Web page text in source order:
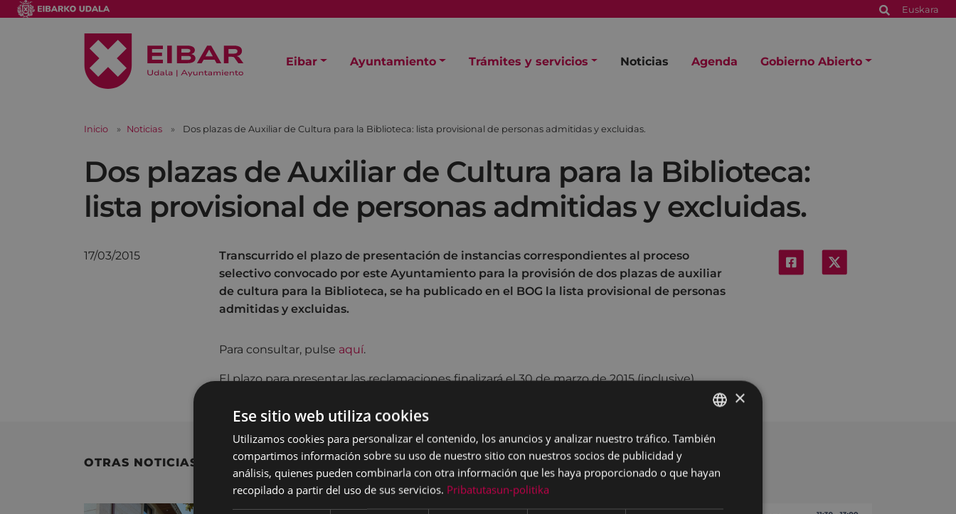
Euskara
Eibar Ayuntamiento Trámites y servicios Noticias Agenda Gobierno Abierto
Inicio Noticias Dos plazas de Auxiliar de Cultura para la Biblioteca: lista provisional de personas admitidas y excluidas.
Dos plazas de Auxiliar de Cultura para la Biblioteca:
lista provisional de personas admitidas y excluidas.
17/03/2015
Transcurrido el plazo de presentación de instancias correspondientes al proceso
selectivo convocado por este Ayuntamiento para la provisión de dos plazas de auxiliar
de cultura para la Biblioteca, se ha publicado en el BOG la lista provisional de personas
admitidas y excluidas.
Para consultar, pulse aquí.
El plazo para presentar las reclamaciones finalizará el 30 de marzo de 2015 (inclusive).
OTRAS NOTICIAS
BASQUE
×
Ese sitio web utiliza cookies
Utilizamos cookies para personalizar el contenido, los anuncios y analizar nuestro tráfico. También
compartimos información sobre su uso de nuestro sitio con nuestros socios de publicidad y
análisis, quienes pueden combinarla con otra información que les haya proporcionado o que hayan
recopilado a partir del uso de sus servicios. Pribatutasun-politika